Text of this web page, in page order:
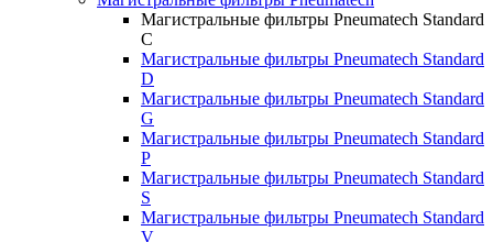
Магистральные фильтры Pneumatech Standard
C
Магистральные фильтры Pneumatech Standard
D
Магистральные фильтры Pneumatech Standard
G
Магистральные фильтры Pneumatech Standard
P
Магистральные фильтры Pneumatech Standard
S
Магистральные фильтры Pneumatech Standard
V